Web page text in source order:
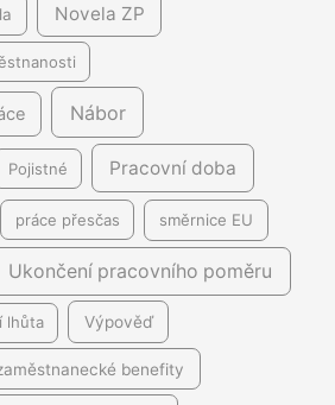
Novela ZP
Nábor
Pojistné Pracovní doba
práce přesčas směrnice EU
Ukončení pracovního poměru
lhůta Výpověď
benefity